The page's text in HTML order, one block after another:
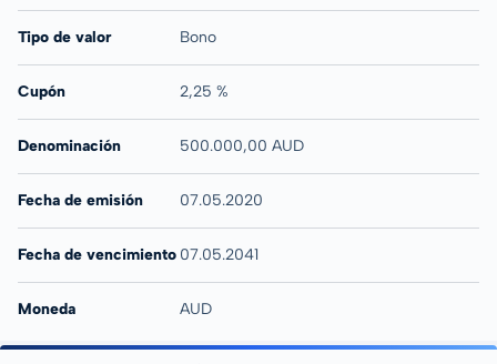
Tipo de valor Bono
Cupón 2,25 %
Denominación 500.000,00 AUD
Fecha de emisión 07.05.2020
Fecha de vencimiento 07.05.2041
Moneda AUD